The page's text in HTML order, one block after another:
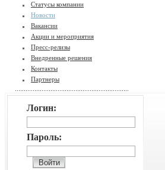
Статусы компании
Новости
Вакансии
Акции и мероприятия
Пресс-релизы
Внедренные решения
Контакты
Партнеры
Логин:
Пароль: